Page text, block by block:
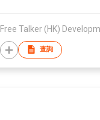
查詢